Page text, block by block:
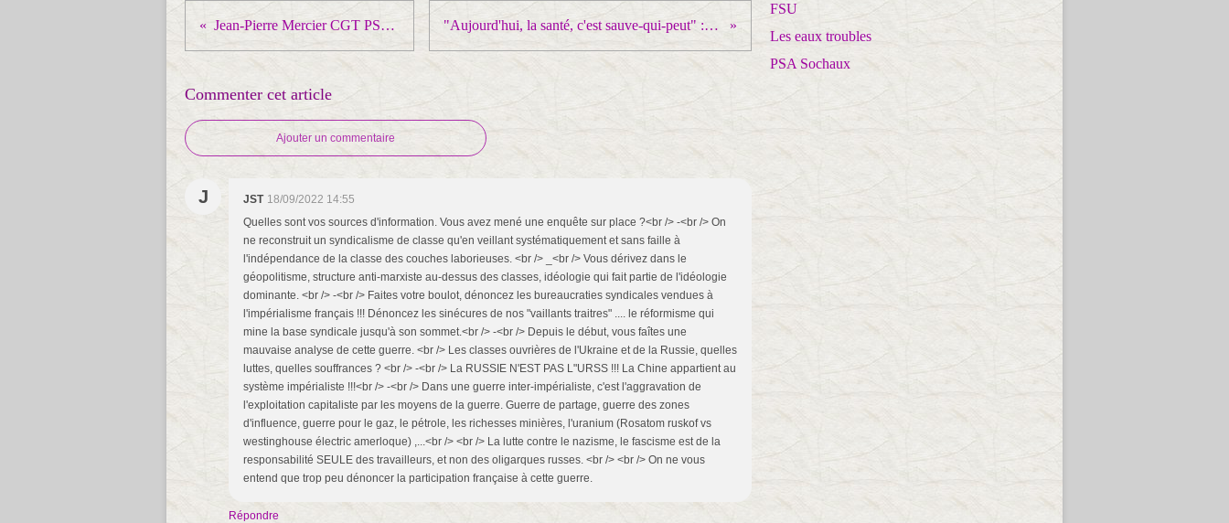
Jean-Pierre Mercier CGT PSA Poissys'explique à la fêtee de l'Huma "Aujourd'hui, la santé, c'est sauve-qui-peut" : la CGT des Hautes-Pyrénées appelle à manifester jeudi
Commenter cet article
Ajouter un commentaire
J JST 18/09/2022 14:55
Quelles sont vos sources d'information. Vous avez mené une enquête sur place ?<br /> -<br /> On
ne reconstruit un syndicalisme de classe qu'en veillant systématiquement et sans faille à
l'indépendance de la classe des couches laborieuses. <br /> _<br /> Vous dérivez dans le
géopolitisme, structure anti-marxiste au-dessus des classes, idéologie qui fait partie de l'idéologie
dominante. <br /> -<br /> Faites votre boulot, dénoncez les bureaucraties syndicales vendues à
l'impérialisme français !!! Dénoncez les sinécures de nos "vaillants traitres" .... le réformisme qui
mine la base syndicale jusqu'à son sommet.<br /> -<br /> Depuis le début, vous faîtes une
mauvaise analyse de cette guerre. <br /> Les classes ouvrières de l'Ukraine et de la Russie, quelles
luttes, quelles souffrances ? <br /> -<br /> La RUSSIE N'EST PAS L"URSS !!! La Chine appartient au
système impérialiste !!!<br /> -<br /> Dans une guerre inter-impérialiste, c'est l'aggravation de
l'exploitation capitaliste par les moyens de la guerre. Guerre de partage, guerre des zones
d'influence, guerre pour le gaz, le pétrole, les richesses minières, l'uranium (Rosatom ruskof vs
westinghouse électric amerloque) ,...<br /> <br /> La lutte contre le nazisme, le fascisme est de la
responsabilité SEULE des travailleurs, et non des oligarques russes. <br /> <br /> On ne vous
entend que trop peu dénoncer la participation française à cette guerre.
Répondre
FSU
Les eaux troubles
PSA Sochaux